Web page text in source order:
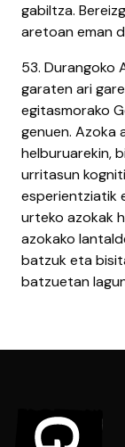
gabiltza.
aretoan eman
53. Durangoko
garaten ari
egitasmorako
genuen. Azoka
helburuarekin,
urritasun
esperientziatik
urteko azokak
azokako
batzuk eta
batzuetan